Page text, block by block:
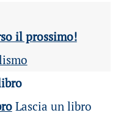
il prossimo!
Lascia un libro